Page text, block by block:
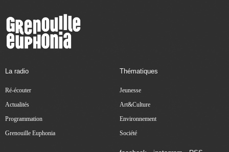
La radio
Ré-écouter
Actualités
Programmation
Grenouille Euphonia
Thématiques
Jeunesse
Art&Culture
Environnement
Société